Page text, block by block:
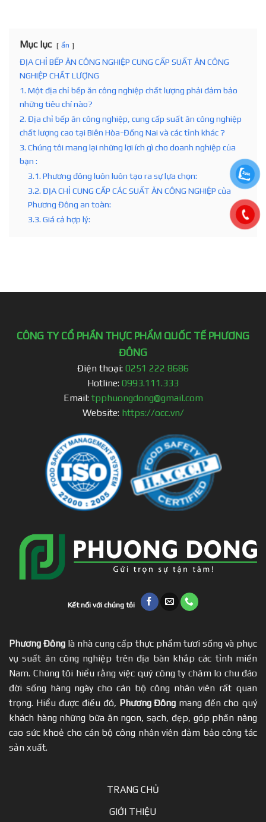
Mục lục ẩn
ĐỊA CHỈ BẾP ĂN CÔNG NGHIỆP CUNG CẤP SUẤT ĂN CÔNG
NGHIỆP CHẤT LƯỢNG
1. Một địa chỉ bếp ăn công nghiệp chất lượng phải đảm bảo
những tiêu chí nào?
2. Địa chỉ bếp ăn công nghiệp, cung cấp suất ăn công nghiệp
chất lượng cao tại Biên Hòa-Đồng Nai và các tỉnh khác ?
3. Chúng tôi mang lại những lợi ích gì cho doanh nghiệp của
bạn :
3.1. Phương đông luôn luôn tạo ra sự lựa chọn:
3.2. ĐỊA CHỈ CUNG CẤP CÁC SUẤT ĂN CÔNG NGHIỆP của
Phương Đông an toàn:
3.3. Giá cả hợp lý:
CÔNG TY CỔ PHẦN THỰC PHẨM QUỐC TẾ PHƯƠNG
ĐÔNG
Điện thoại: 0251 222 8686
Hotline: 0993.111.333
Email: tpphuongdong@gmail.com
Website: https://occ.vn/
Kết nối với chúng tôi
Phương Đông là nhà cung cấp thực phẩm tươi sống và phục
vụ suất ăn công nghiệp trên địa bàn khắp các tỉnh miền
Nam. Chúng tôi hiểu rằng việc quý công ty chăm lo chu đáo
đời sống hàng ngày cho cán bộ công nhân viên rất quan
trọng. Hiểu được điều đó, Phương Đông mang đến cho quý
khách hàng những bữa ăn ngon, sạch, đẹp, góp phần nâng
cao sức khoẻ cho cán bộ công nhân viên đảm bảo công tác
sản xuất.
TRANG CHỦ
GIỚI THIỆU